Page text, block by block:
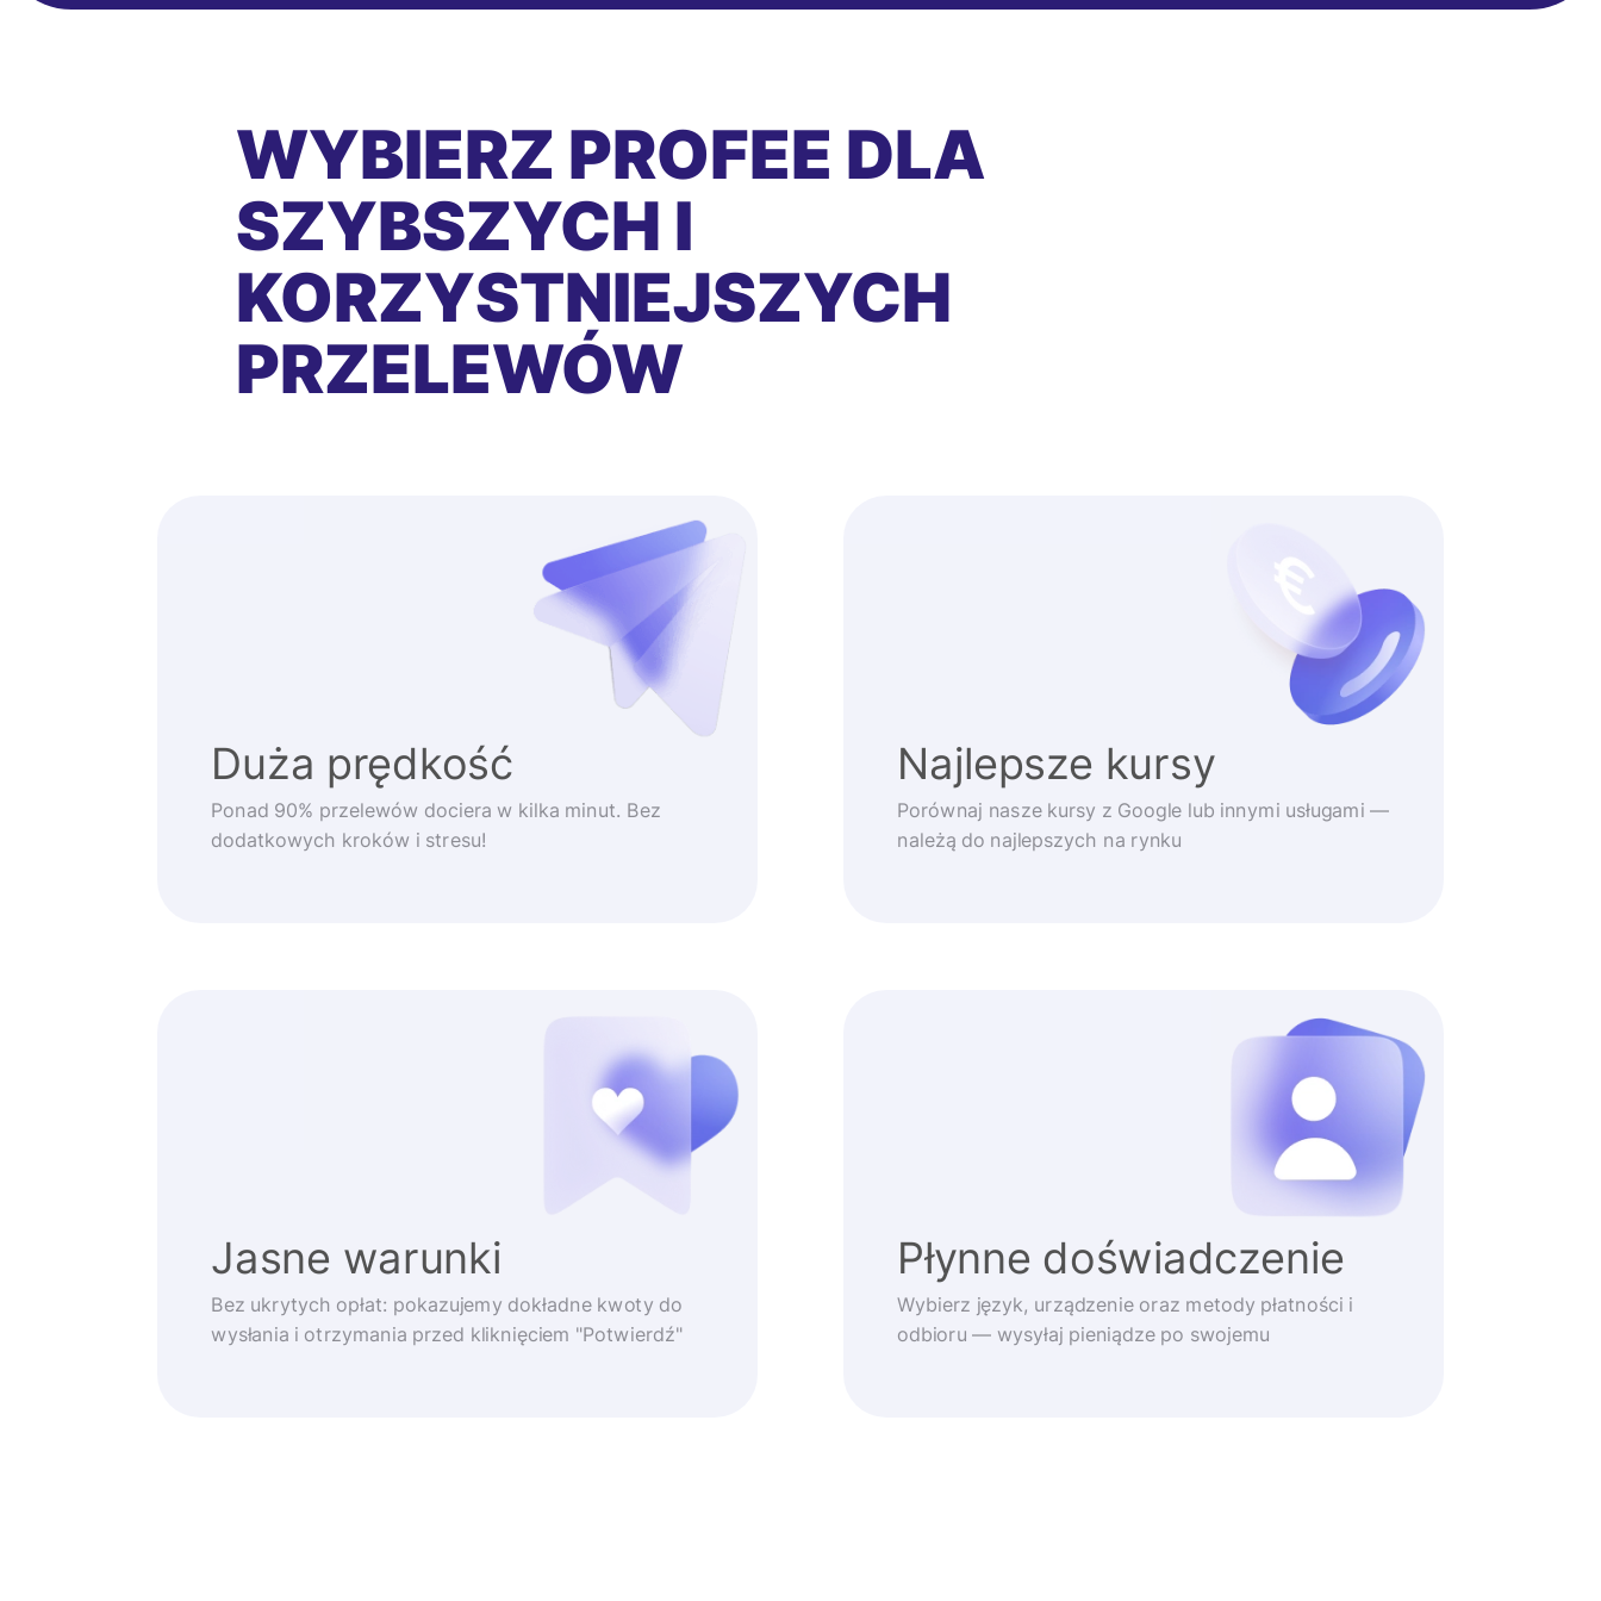
WYBIERZ PROFEE DLA
SZYBSZYCH I
KORZYSTNIEJSZYCH
PRZELEWÓW
Duża prędkość
Ponad 90% przelewów dociera w kilka minut. Bez
dodatkowych kroków i stresu!
Najlepsze kursy
Porównaj nasze kursy z Google lub innymi usługami —
należą do najlepszych na rynku
Jasne warunki
Bez ukrytych opłat: pokazujemy dokładne kwoty do
wysłania i otrzymania przed kliknięciem "Potwierdź"
Płynne doświadczenie
Wybierz język, urządzenie oraz metody płatności i
odbioru — wysyłaj pieniądze po swojemu